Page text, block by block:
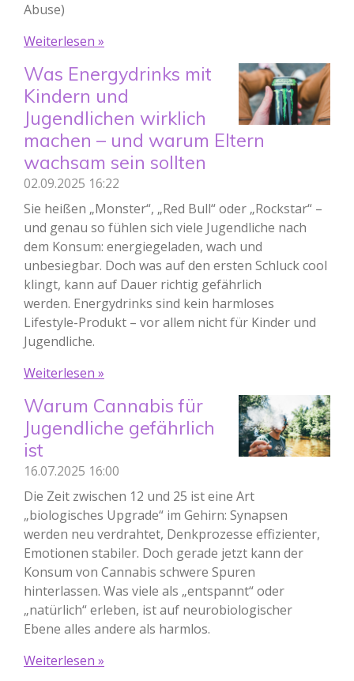
Abuse)
Weiterlesen »
Was Energydrinks mit
Kindern und
Jugendlichen wirklich
machen – und warum Eltern
wachsam sein sollten
02.09.2025 16:22
Sie heißen „Monster“, „Red Bull“ oder „Rockstar“ –
und genau so fühlen sich viele Jugendliche nach
dem Konsum: energiegeladen, wach und
unbesiegbar. Doch was auf den ersten Schluck cool
klingt, kann auf Dauer richtig gefährlich
werden. Energydrinks sind kein harmloses
Lifestyle-Produkt – vor allem nicht für Kinder und
Jugendliche.
Weiterlesen »
Warum Cannabis für
Jugendliche gefährlich
ist
16.07.2025 16:00
Die Zeit zwischen 12 und 25 ist eine Art
„biologisches Upgrade“ im Gehirn: Synapsen
werden neu verdrahtet, Denkprozesse effizienter,
Emotionen stabiler. Doch gerade jetzt kann der
Konsum von Cannabis schwere Spuren
hinterlassen. Was viele als „entspannt“ oder
„natürlich“ erleben, ist auf neurobiologischer
Ebene alles andere als harmlos.
Weiterlesen »